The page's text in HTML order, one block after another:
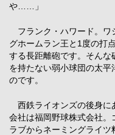
や……」
フランク・ハワード。ワ
グホームラン王と1度の打
する長距離砲です。そんな
を持たない弱小球団の太平
のです。
西鉄ライオンズの後身に
会社は福岡野球株式会社。
ラブからネーミングライ